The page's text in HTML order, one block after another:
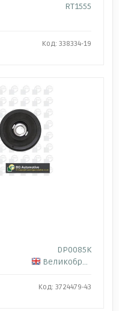
RT1555
Код: 338334-19
DP0085K
Великобритания
Код: 3724479-43